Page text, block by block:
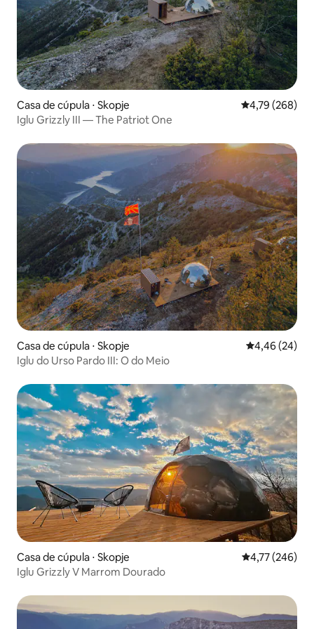
Casa de cúpula ⋅ Skopje 4,79 de uma
4,79 (268)
Iglu Grizzly III — The Patriot One
Casa de cúpula ⋅ Skopje 4,46 de uma
4,46 (24)
Iglu do Urso Pardo III: O do Meio
Casa de cúpula ⋅ Skopje 4,77 de uma
4,77 (246)
Iglu Grizzly V Marrom Dourado